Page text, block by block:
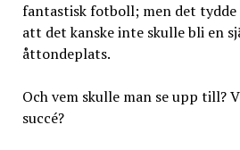
fantastisk fotboll; men det tydde
att det kanske inte skulle bli en
åttondeplats.
Och vem skulle man se upp till?
succé?